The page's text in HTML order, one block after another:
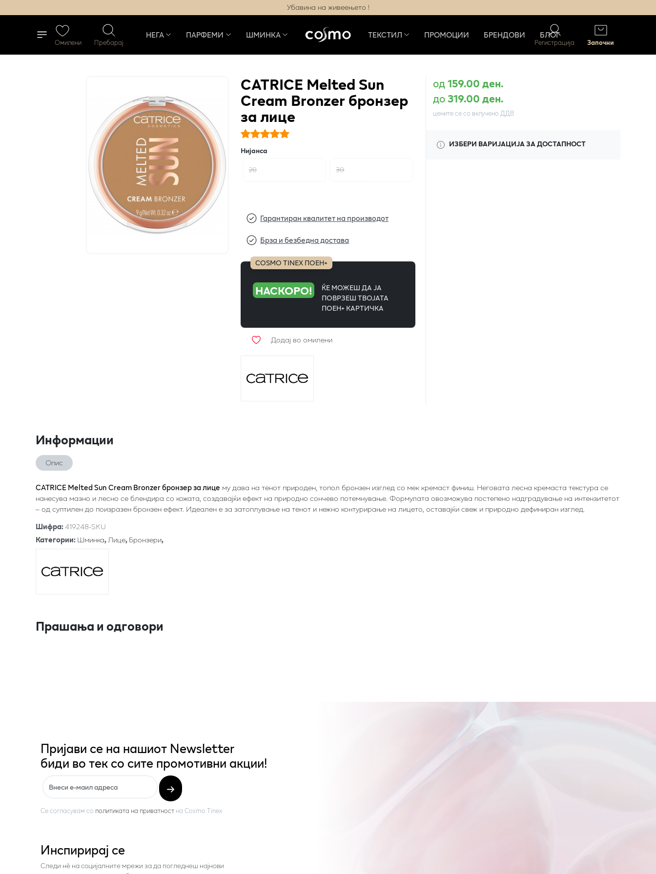
Убавина на живеењето !
Омилени Пребарај
НЕГА ПАРФЕМИ ШМИНКА ТЕКСТИЛ ПРОМОЦИИ БРЕНДОВИ БЛОГ
Регистрација Започни
CATRICE Melted Sun
Cream Bronzer бронзер
за лице
Нијанса
20
30
Гарантиран квалитет на производот
Брза и безбедна достава
COSMO TINEX ПОЕН+
НАСКОРО!
ЌЕ МОЖЕШ ДА ЈА
ПОВРЗЕШ ТВОЈАТА
ПОЕН+ КАРТИЧКА
Додај во омилени
од159.00 ден.
до319.00 ден.
цените се со вклучено ДДВ
ИЗБЕРИ ВАРИЈАЦИЈА ЗА ДОСТАПНОСТ
Информации
Опис
CATRICE Melted Sun Cream Bronzer бронзер за лице му дава на тенот природен, топол бронзен изглед со мек кремаст финиш. Неговата лесна кремаста текстура се
нанесува мазно и лесно се блендира со кожата, создавајќи ефект на природно сончево потемнување. Формулата овозможува постепено надградување на интензитетот
– од суптилен до поизразен бронзен ефект. Идеален е за затоплување на тенот и нежно контурирање на лицето, оставајќи свеж и природно дефиниран изглед.
Шифра:419248-SKU
Категории:Шминка,Лице,Бронзери,
Прашања и одговори
Пријави се на нашиот Newsletter
биди во тек со сите промотивни акции!
Се согласувам со политиката на приватност на Cosmo Tinex
Инспирирај се
Следи нѐ на социјалните мрежи за да погледнеш најнови